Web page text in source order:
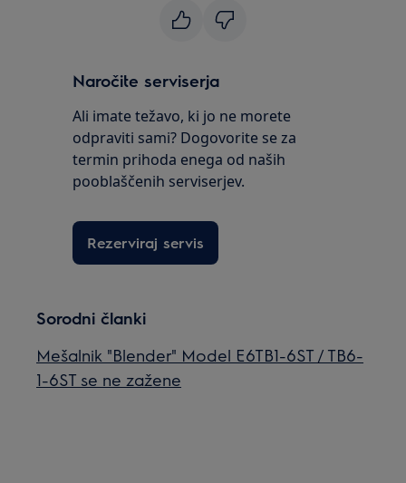
Naročite serviserja
Ali imate težavo, ki jo ne morete
odpraviti sami? Dogovorite se za
termin prihoda enega od naših
pooblaščenih serviserjev.
Rezerviraj servis
Sorodni članki
Mešalnik "Blender" Model E6TB1-6ST / TB6-
1-6ST se ne zažene